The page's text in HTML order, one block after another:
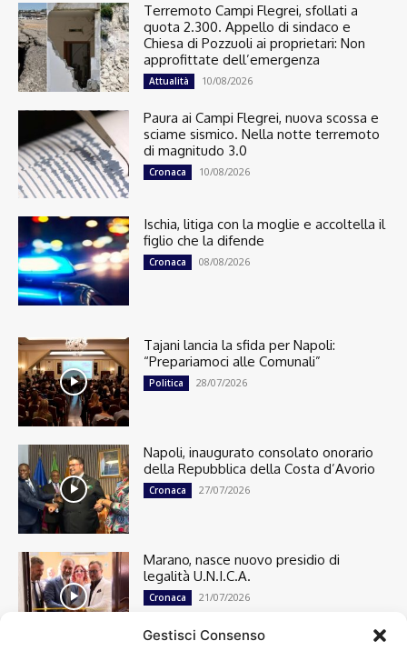
Gestisci Consenso
Terremoto Campi Flegrei, sfollati a
quota 2.300. Appello di sindaco e
Chiesa di Pozzuoli ai proprietari: Non
approfittate dell’emergenza
Attualità 10/08/2026
Paura ai Campi Flegrei, nuova scossa e
sciame sismico. Nella notte terremoto
di magnitudo 3.0
Cronaca 10/08/2026
Ischia, litiga con la moglie e accoltella il
figlio che la difende
Cronaca 08/08/2026
Tajani lancia la sfida per Napoli:
“Prepariamoci alle Comunali”
Politica 28/07/2026
Napoli, inaugurato consolato onorario
della Repubblica della Costa d’Avorio
Cronaca 27/07/2026
Marano, nasce nuovo presidio di
legalità U.N.I.C.A.
Cronaca 21/07/2026